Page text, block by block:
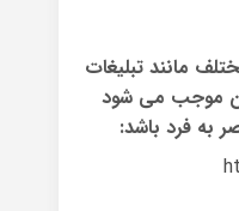
مانند تبلیغات
موجب می شود
به فرد باشد: